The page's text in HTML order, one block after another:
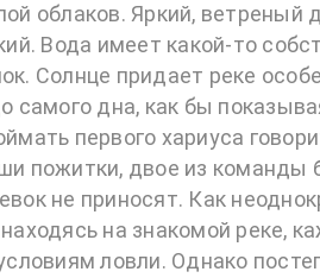
облаков. Яркий, ветреный
Вода имеет какой-то
Солнце придает реке
самого дна, как бы
первого хариуса
пожитки, двое из команды
не приносят. Как
на знакомой реке,
ловли. Однако